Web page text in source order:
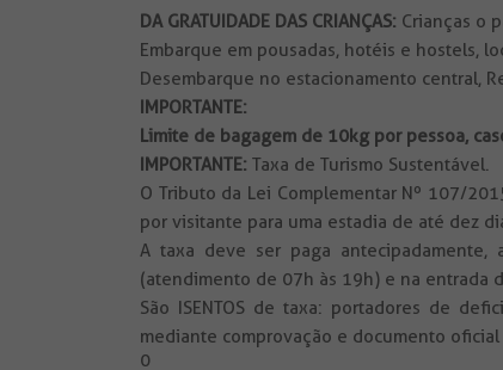
DA GRATUIDADE DAS CRIANÇAS: Crianças o
Embarque em pousadas, hotéis e hostels,
Desembarque no estacionamento central,
IMPORTANTE:
Limite de bagagem de 10kg por pessoa,
IMPORTANTE: Taxa de Turismo Sustentável.
O Tributo da Lei Complementar Nº 107/
por visitante para uma estadia de até dez
A taxa deve ser paga antecipadamente,
(atendimento de 07h às 19h) e na entrada
São ISENTOS de taxa: portadores de
mediante comprovação e documento
0